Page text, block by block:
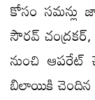
కోసం
సౌరవ్ చంద్రకర్,
నుంచి ఆపరేట్
బిలాయికి చెందిన